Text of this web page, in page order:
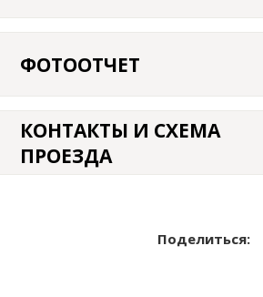
ФОТООТЧЕТ
КОНТАКТЫ И СХЕМА
ПРОЕЗДА
Поделиться: